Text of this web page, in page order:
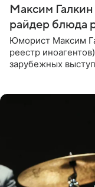
Максим
райдер блюда
Юморист Максим
реестр
зарубежных